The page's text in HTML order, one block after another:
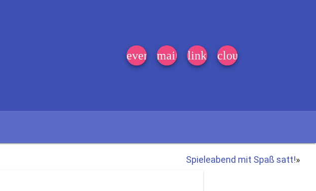
event_note
mail link cloud
Spieleabend mit Spaß satt!»